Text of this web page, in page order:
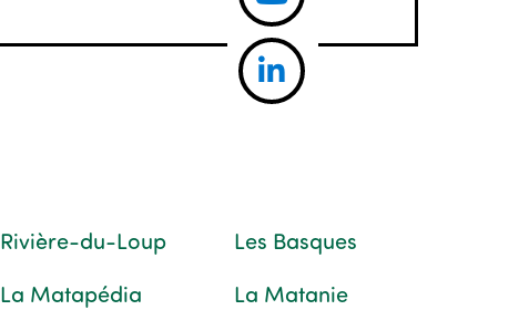
Rivière-du-Loup
Les Basques
La Matapédia La Matanie